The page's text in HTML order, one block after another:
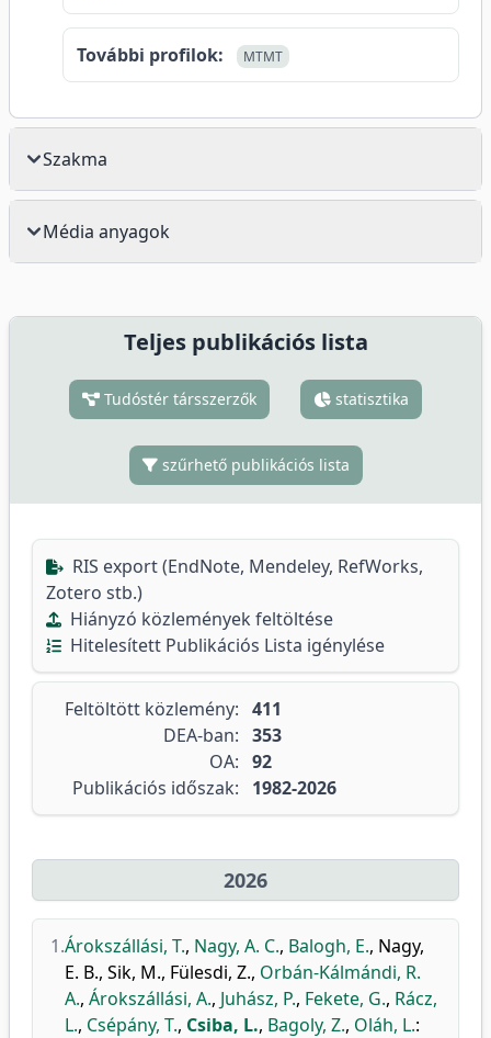
További profilok: MTMT
Szakma
Média anyagok
Teljes publikációs lista
Tudóstér társszerzők statisztika
szűrhető publikációs lista
RIS export (EndNote, Mendeley, RefWorks,
Zotero stb.)
Hiányzó közlemények feltöltése
Hitelesített Publikációs Lista igénylése
Feltöltött közlemény: 411
DEA-ban: 353
OA: 92
Publikációs időszak:
1982-2026
2026
1.Árokszállási, T., Nagy, A. C., Balogh, E., Nagy,
E. B., Sik, M., Fülesdi, Z., Orbán-Kálmándi, R.
A., Árokszállási, A., Juhász, P., Fekete, G., Rácz,
L., Csépány, T., Csiba, L., Bagoly, Z., Oláh, L.: